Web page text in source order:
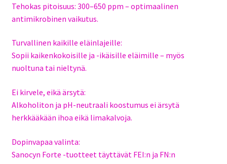
Tehokas pitoisuus: 300–650 ppm – optimaalinen
antimikrobinen vaikutus.
Turvallinen kaikille eläinlajeille:
Sopii kaikenkokoisille ja -ikäisille eläimille – myös
nuoltuna tai nieltynä.
Ei kirvele, eikä ärsytä:
Alkoholiton ja pH-neutraali koostumus ei ärsytä
herkkääkään ihoa eikä limakalvoja.
Dopinvapaa valinta:
Sanocyn Forte -tuotteet täyttävät FEI:n ja FN:n